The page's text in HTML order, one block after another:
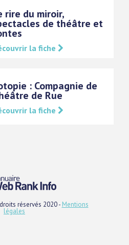
rire du miroir,
de théâtre et
la fiche
: Compagnie de
de Rue
la fiche
réservés 2020 - Mentions
légales